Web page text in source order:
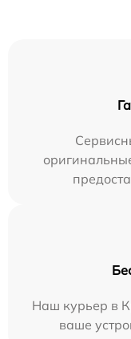
Наш курьер в
ваше